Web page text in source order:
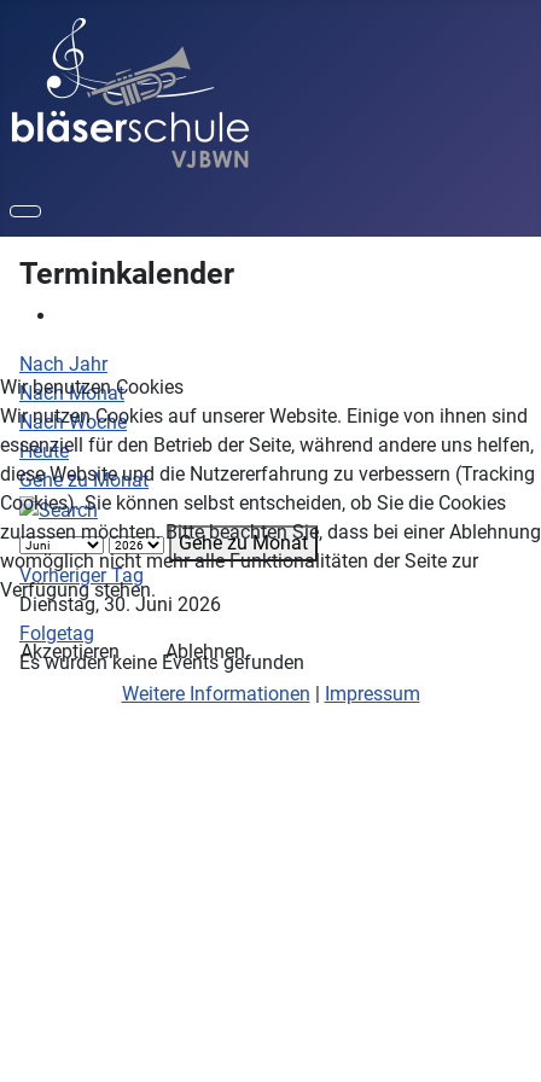
Terminkalender
Nach Jahr
Nach Monat
Nach Woche
Heute
Gehe zu Monat
Gehe zu Monat
Vorheriger Tag
Dienstag, 30. Juni 2026
Folgetag
Es wurden keine Events gefunden
Wir benutzen Cookies
Wir nutzen Cookies auf unserer Website. Einige von ihnen sind
essenziell für den Betrieb der Seite, während andere uns helfen,
diese Website und die Nutzererfahrung zu verbessern (Tracking
Cookies). Sie können selbst entscheiden, ob Sie die Cookies
zulassen möchten. Bitte beachten Sie, dass bei einer Ablehnung
womöglich nicht mehr alle Funktionalitäten der Seite zur
Verfügung stehen.
Akzeptieren
Ablehnen
Weitere Informationen | Impressum